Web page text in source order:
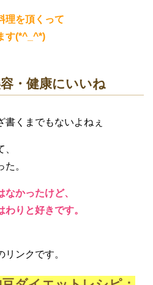
理を頂くって
す(*^_^*)
・健康にいいね
くまでもないよねぇ
。
かったけど、
りと好きです。
ンクです。